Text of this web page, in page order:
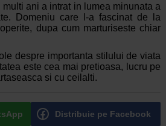
ani a intrat in lumea minunata a
Domeniu care l-a fascinat de la
dupa cum marturiseste chiar
despre importanta stilului de viata
este cea mai pretioasa, lucru pe
si cu ceilalti.
Distribuie pe Facebook